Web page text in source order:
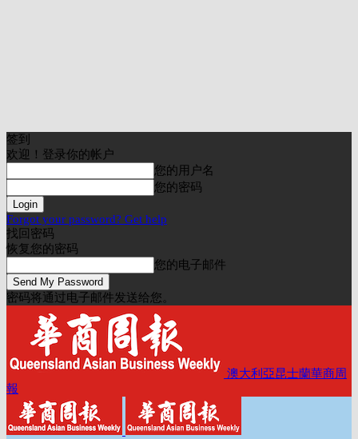
签到
欢迎！登录你的帐户
您的用户名
您的密码
Forgot your password? Get help
找回密码
恢复您的密码
您的电子邮件
密码将通过电子邮件发送给您。
澳大利亞昆士蘭華商周
報